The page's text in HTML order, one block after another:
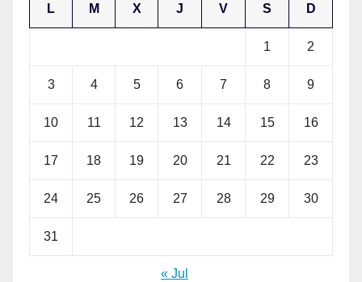
L M X J V S D
1 2
3 4 5 6 7 8 9
10 11 12 13 14 15 16
17 18 19 20 21 22 23
24 25 26 27 28 29 30
31
« Jul